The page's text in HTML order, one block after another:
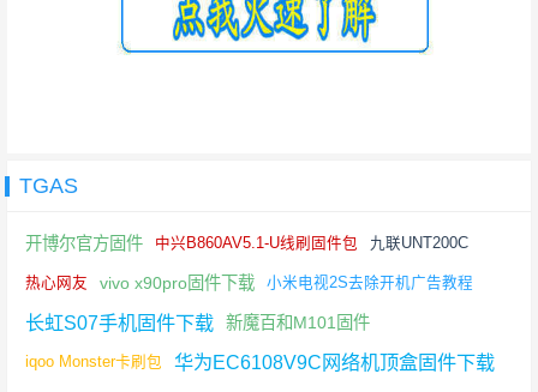
TGAS
开博尔官方固件 中兴B860AV5.1-U线刷固件包 九联UNT200C
热心网友 vivo x90pro固件下载 小米电视2S去除开机广告教程
长虹S07手机固件下载 新魔百和M101固件
iqoo Monster卡刷包 华为EC6108V9C网络机顶盒固件下载